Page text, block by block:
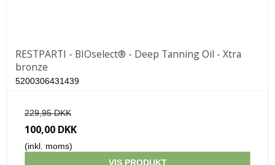
RESTPARTI - BIOselect® - Deep Tanning Oil - Xtra
bronze
5200306431439
229,95 DKK
100,00 DKK
(inkl. moms)
VIS PRODUKT